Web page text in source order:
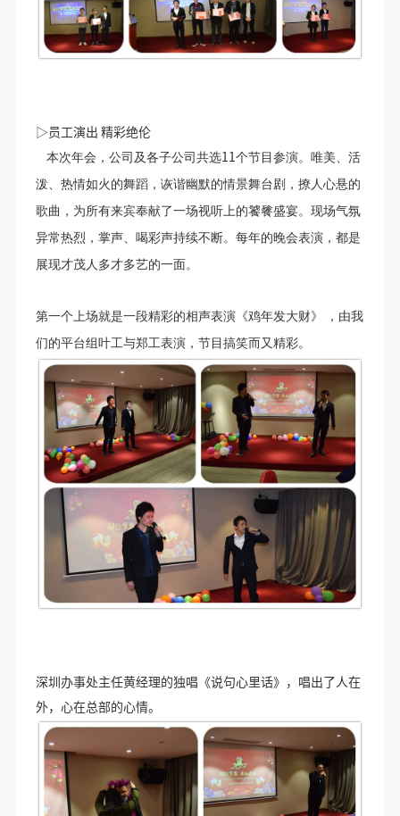
▷员工演出 精彩绝伦
本次年会，公司及各子公司共选11个节目参演。唯美、活
泼、热情如火的舞蹈，诙谐幽默的情景舞台剧，撩人心悬的
歌曲，为所有来宾奉献了一场视听上的饕餮盛宴。现场气氛
异常热烈，掌声、喝彩声持续不断。每年的晚会表演，都是
展现才茂人多才多艺的一面。
第一个上场就是一段精彩的相声表演《鸡年发大财》
，由我
们的平台组叶工与郑工表演，节目搞笑而又精彩。
深圳办事处主任黄经理的独唱《说句心里话》，唱出了人在
外，心在总部的心情。